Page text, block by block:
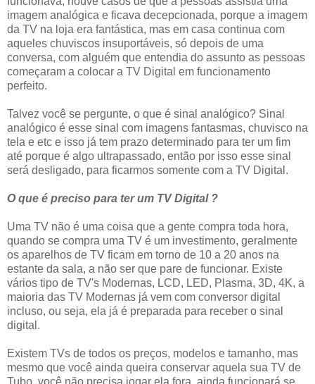
imagem analógica e ficava decepcionada, porque a imagem
da TV na loja era fantástica, mas em casa continua com
aqueles chuviscos insuportáveis, só depois de uma
conversa, com alguém que entendia do assunto as pessoas
começaram a colocar a TV Digital em funcionamento
perfeito.
Talvez você se pergunte, o que é sinal analógico? Sinal
analógico é esse sinal com imagens fantasmas, chuvisco na
tela e etc e isso já tem prazo determinado para ter um fim
até porque é algo ultrapassado, então por isso esse sinal
será desligado, para ficarmos somente com a TV Digital.
O que é preciso para ter um TV Digital ?
Uma TV não é uma coisa que a gente compra toda hora,
quando se compra uma TV é um investimento, geralmente
os aparelhos de TV ficam em torno de 10 a 20 anos na
estante da sala, a não ser que pare de funcionar. Existe
vários tipo de TV's Modernas, LCD, LED, Plasma, 3D, 4K, a
maioria das TV Modernas já vem com conversor digital
incluso, ou seja, ela já é preparada para receber o sinal
digital.
Existem TVs de todos os preços, modelos e tamanho, mas
mesmo que você ainda queira conservar aquela sua TV de
Tubo, você não precisa jogar ela fora, ainda funcionará se